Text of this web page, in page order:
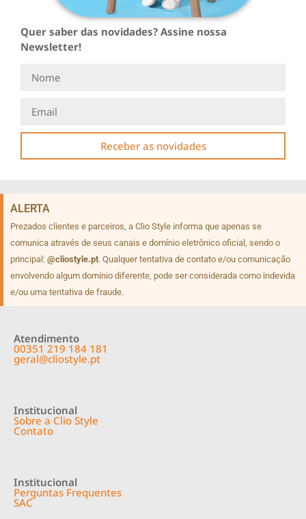
Quer saber das novidades? Assine nossa
Newsletter!
Receber as novidades
ALERTA
Prezados clientes e parceiros, a Clio Style informa que apenas se
comunica através de seus canais e domínio eletrônico oficial, sendo o
principal: @cliostyle.pt. Qualquer tentativa de contato e/ou comunicação
envolvendo algum domínio diferente, pode ser considerada como indevida
e/ou uma tentativa de fraude.
Atendimento
00351 219 184 181
geral@cliostyle.pt
Institucional
Sobre a Clio Style
Contato
Institucional
Perguntas Frequentes
SAC